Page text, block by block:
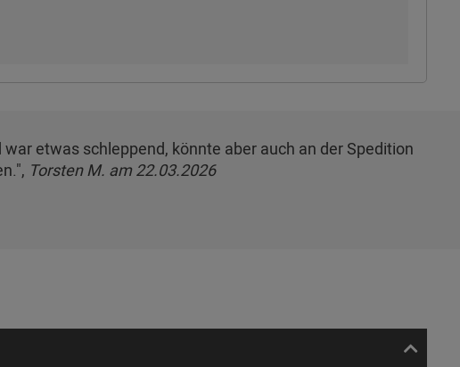
etwas schleppend, könnte aber auch an der Spedition
Torsten M. am 22.03.2026